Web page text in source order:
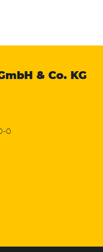
& Co. KG
0